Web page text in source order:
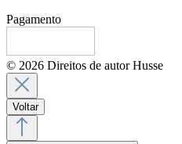
Pagamento
© 2026 Direitos de autor Husse
Voltar